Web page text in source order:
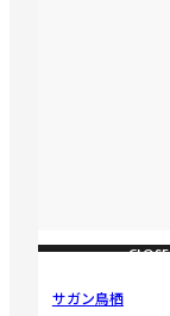
CLOSE
サガン鳥栖